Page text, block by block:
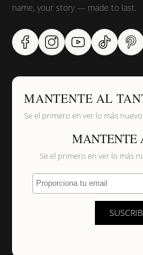
name, your story — made to last.
MANTENTE AL
Se el primero en ver lo más
MANTENTE
Se el primero en ver lo más
Proporciona tu email